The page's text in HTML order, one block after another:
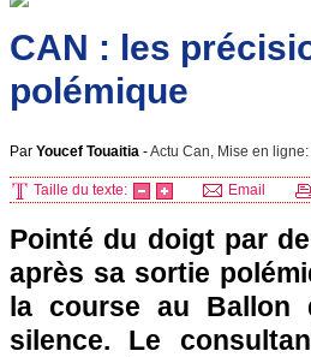
CAN : les
polémique
Par Youcef Touaitia -Actu Can, Mise en ligne:
Taille du texte: Email
Pointé du doigt par
après sa sortie
la course au Ballon
silence. Le